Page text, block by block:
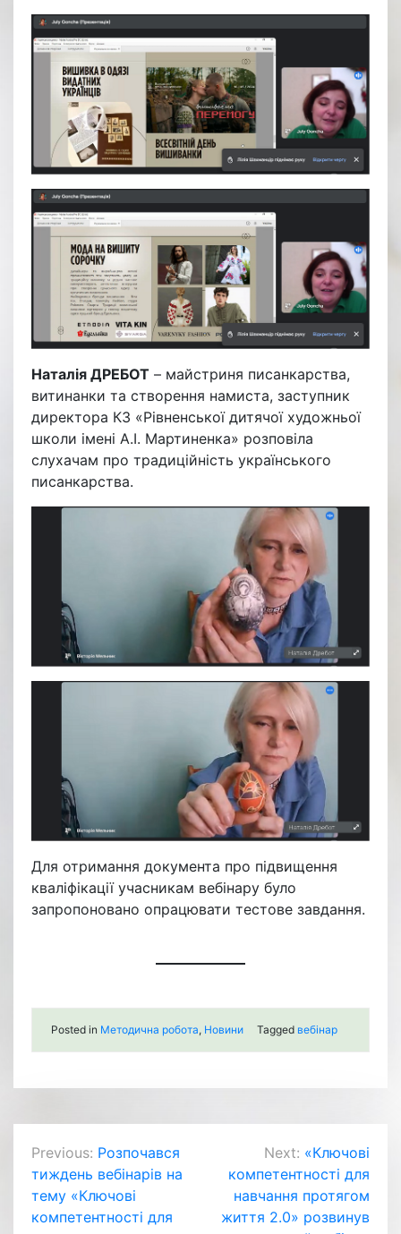
Наталія ДРЕБОТ – майстриня писанкарства,
витинанки та створення намиста, заступник
директора КЗ «Рівненської дитячої художньої
школи імені А.І. Мартиненка» розповіла
слухачам про традиційність українського
писанкарства.
Для отримання документа про підвищення
кваліфікації учасникам вебінару було
запропоновано опрацювати тестове завдання.
Posted in Методична робота, Новини Tagged вебінар
Навігація
записів
Previous: Розпочався
тиждень вебінарів на
тему «Ключові
компетентності для
Next: «Ключові
компетентності для
навчання протягом
життя 2.0» розвинув